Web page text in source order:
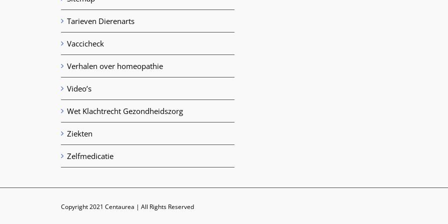
Tarieven Dierenarts
Vaccicheck
Verhalen over homeopathie
Video’s
Wet Klachtrecht Gezondheidszorg
Ziekten
Zelfmedicatie
Copyright 2021 Centaurea | All Rights Reserved